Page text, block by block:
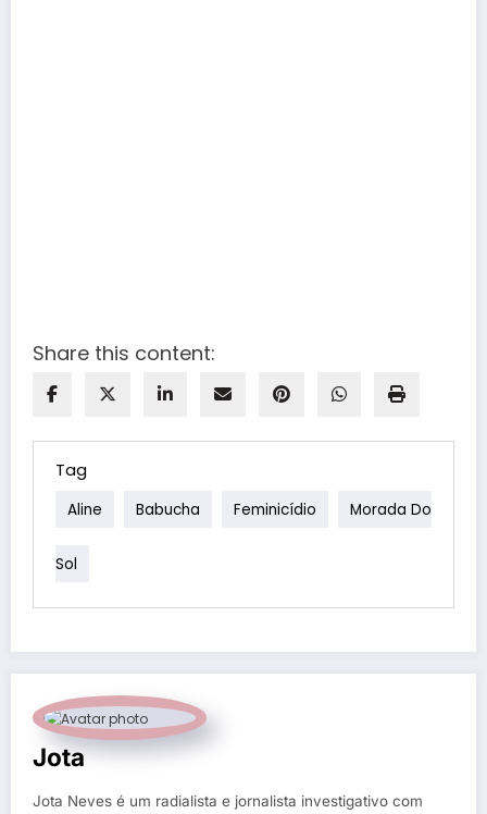
Share this content:
Tag
Aline Babucha Feminicídio Morada Do
Sol
Jota
Jota Neves é um radialista e jornalista investigativo com